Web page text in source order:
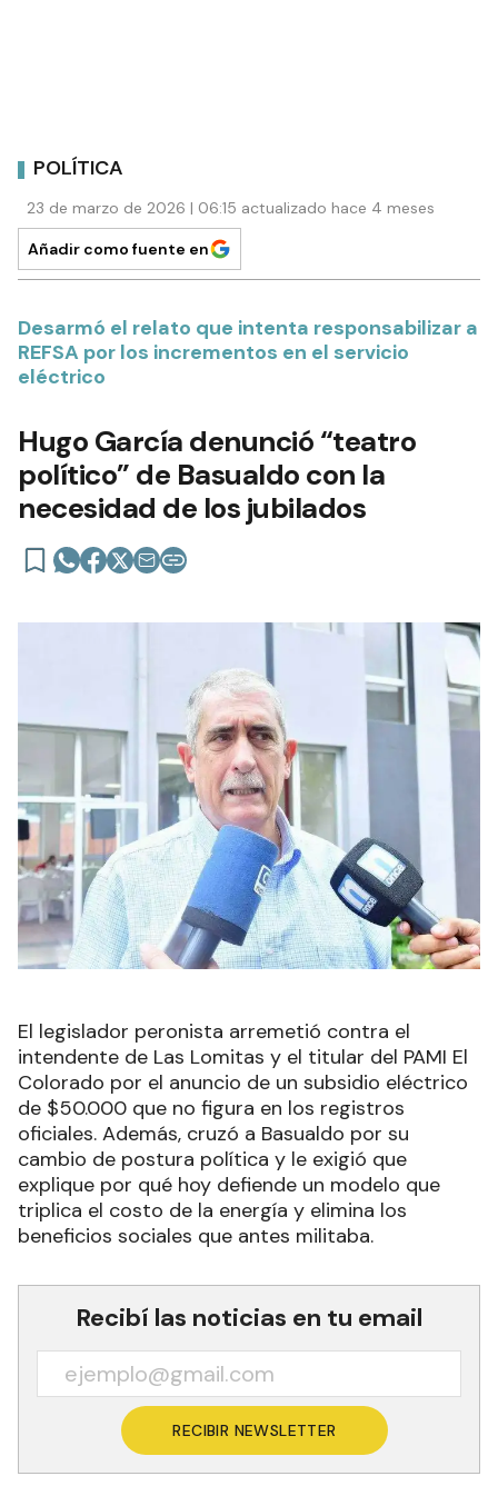
POLÍTICA
23 de marzo de 2026 | 06:15 actualizado hace 4 meses
Añadir como fuente en
Desarmó el relato que intenta responsabilizar a
REFSA por los incrementos en el servicio
eléctrico
Hugo García denunció “teatro
político” de Basualdo con la
necesidad de los jubilados
El legislador peronista arremetió contra el
intendente de Las Lomitas y el titular del PAMI El
Colorado por el anuncio de un subsidio eléctrico
de $50.000 que no figura en los registros
oficiales. Además, cruzó a Basualdo por su
cambio de postura política y le exigió que
explique por qué hoy defiende un modelo que
triplica el costo de la energía y elimina los
beneficios sociales que antes militaba.
Recibí las noticias en tu email
RECIBIR NEWSLETTER